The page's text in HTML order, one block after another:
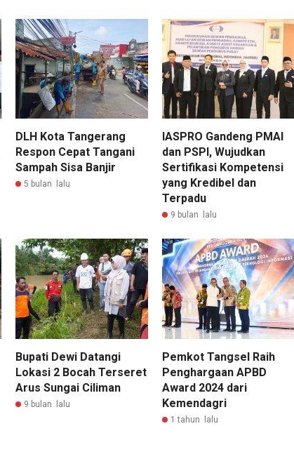
DLH Kota Tangerang
Respon Cepat Tangani
Sampah Sisa Banjir
5 bulan lalu
IASPRO Gandeng PMAI
dan PSPI, Wujudkan
Sertifikasi Kompetensi
yang Kredibel dan
Terpadu
9 bulan lalu
Bupati Dewi Datangi
Lokasi 2 Bocah Terseret
Arus Sungai Ciliman
9 bulan lalu
Pemkot Tangsel Raih
Penghargaan APBD
Award 2024 dari
Kemendagri
1 tahun lalu